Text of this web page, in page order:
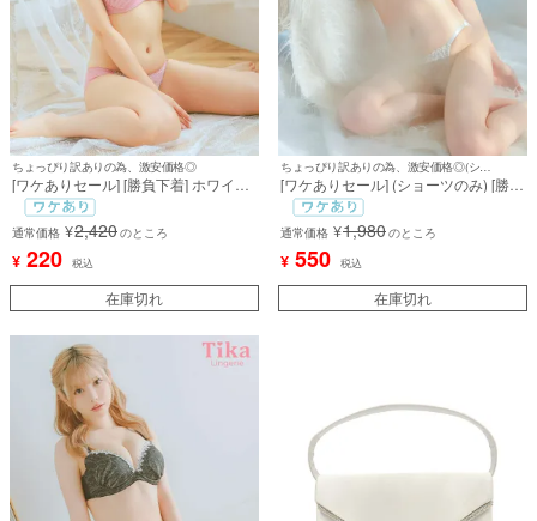
ちょっぴり訳ありの為、激安価格◎
[ワケありセール] [勝負下着] ホワイト
フラワーレース3D刺繍カップブラジ
ャー＆ショーツ2点セット
通常価格 ¥2,420のところ
¥ 220 税込
在庫切れ
[ワケありセール] (ショーツのみ) [勝負
下着] レースショーツ
通常価格 ¥1,980のところ
¥ 550 税込
在庫切れ